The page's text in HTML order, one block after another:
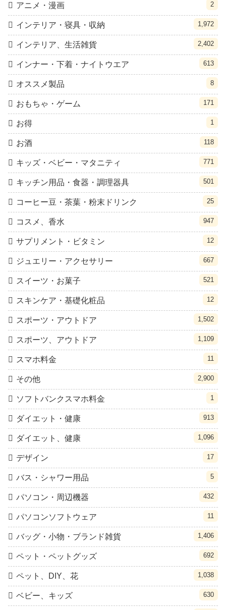
アニメ・漫画 2
インテリア・寝具・収納 1,972
インテリア、生活雑貨 2,402
インナー・下着・ナイトウエア 613
オススメ製品 8
おもちゃ・ゲーム 171
お得 1
お酒 118
キッズ・ベビー・マタニティ 771
キッチン用品・食器・調理器具 501
コーヒー豆・茶葉・粉末ドリンク 25
コスメ、香水 947
サプリメント・ビタミン 12
ジュエリー・アクセサリー 667
スイーツ・お菓子 521
スキンケア・基礎化粧品 12
スポーツ・アウトドア 1,502
スポーツ、アウトドア 1,109
スマホ料金 11
その他 2,900
ソフトバンクスマホ料金 1
ダイエット・健康 913
ダイエット、健康 1,096
デザイン 17
バス・シャワー用品 5
パソコン・周辺機器 432
パソコンソフトウェア 11
バッグ・小物・ブランド雑貨 1,406
ペット・ペットグッズ 692
ペット、DIY、花 1,038
ベビー、キッズ 630